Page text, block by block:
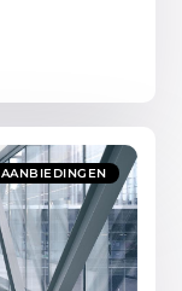
AANBIEDINGEN